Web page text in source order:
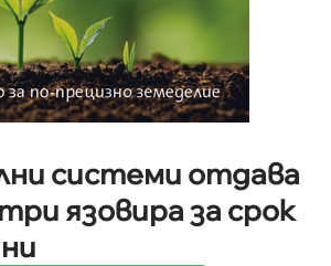
системи отдава
язовира за срок